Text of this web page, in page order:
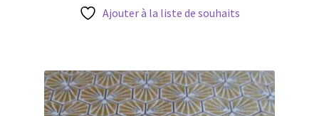
Ajouter à la liste de souhaits